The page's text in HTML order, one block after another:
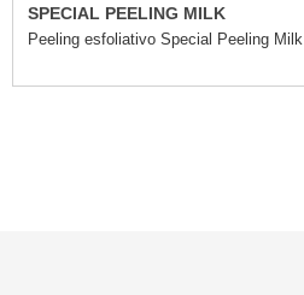
SPECIAL PEELING MILK
Peeling esfoliativo Special Peeling